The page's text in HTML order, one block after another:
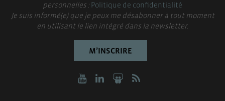
personnelles :Politique de confidentialité
Je suis informé(e) que je peux me désabonner à tout moment
en utilisant le lien intégré dans la newsletter.
M’INSCRIRE